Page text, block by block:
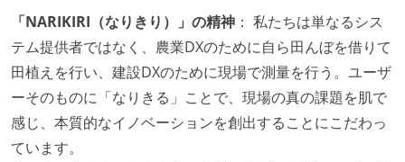
「NARIKIRI（なりきり）」の精神 ： 私たちは単なるシス
テム提供者ではなく、農業DXのために自ら田んぼを借りて
田植えを行い、建設DXのために現場で測量を行う。ユーザ
ーそのものに「なりきる」ことで、現場の真の課題を肌で
感じ、本質的なイノベーションを創出することにこだわっ
ています。